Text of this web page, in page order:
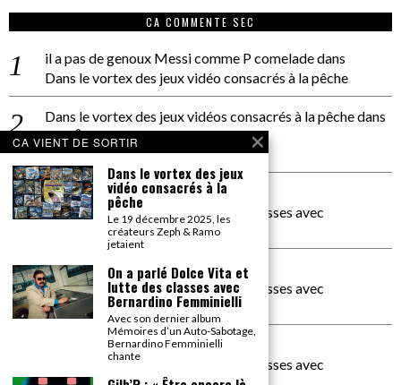
CA COMMENTE SEC
il a pas de genoux Messi comme P comeladedans
Dans le vortex des jeux vidéo consacrés à la pêche
Dans le vortex des jeux vidéos consacrés à la pêchedans
PACÔME THIELLEMENT
La séance d’Hip Gnose
La Patrie
dans
On a parlé Dolce Vita et lutte des classes avec
Bernardino Femminielli
carte noire negra à l'o tiededans
On a parlé Dolce Vita et lutte des classes avec
Bernardino Femminielli
moise et son mascarédans
On a parlé Dolce Vita et lutte des classes avec
CA VIENT DE SORTIR
Dans le vortex des jeux
vidéo consacrés à la
pêche
Le 19 décembre 2025, les
créateurs Zeph & Ramo
jetaient
On a parlé Dolce Vita et
lutte des classes avec
Bernardino Femminielli
Avec son dernier album
Mémoires d’un Auto-Sabotage,
Bernardino Femminielli
chante